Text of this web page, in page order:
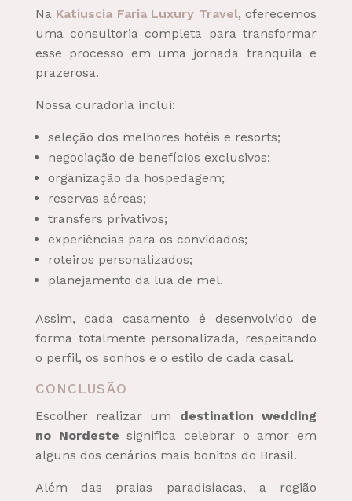
Na Katiuscia Faria Luxury Travel, oferecemos
uma consultoria completa para transformar
esse processo em uma jornada tranquila e
prazerosa.
Nossa curadoria inclui:
seleção dos melhores hotéis e resorts;
negociação de benefícios exclusivos;
organização da hospedagem;
reservas aéreas;
transfers privativos;
experiências para os convidados;
roteiros personalizados;
planejamento da lua de mel.
Assim, cada casamento é desenvolvido de
forma totalmente personalizada, respeitando
o perfil, os sonhos e o estilo de cada casal.
CONCLUSÃO
Escolher realizar um destination wedding
no Nordeste significa celebrar o amor em
alguns dos cenários mais bonitos do Brasil.
Além das praias paradisíacas, a região